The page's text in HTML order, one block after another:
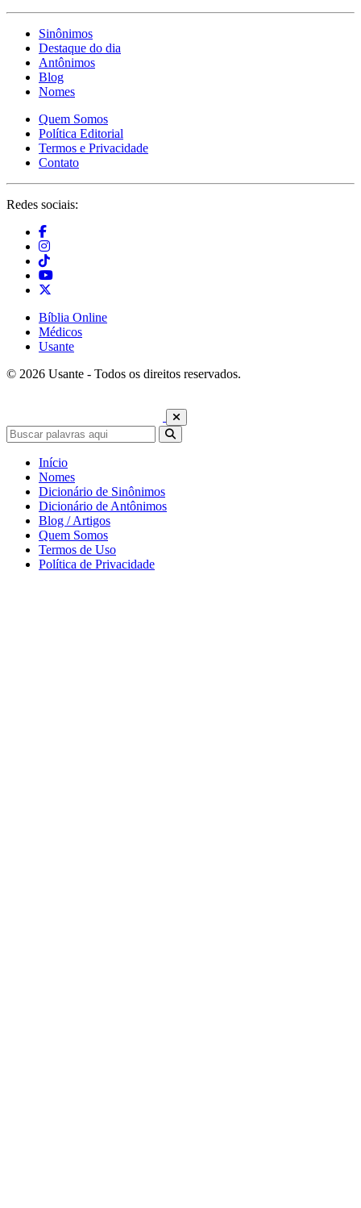
Sinônimos
Destaque do dia
Antônimos
Blog
Nomes
Quem Somos
Política Editorial
Termos e Privacidade
Contato
Redes sociais:
Bíblia Online
Médicos
Usante
© 2026 Usante - Todos os direitos reservados.
Início
Nomes
Dicionário de Sinônimos
Dicionário de Antônimos
Blog / Artigos
Quem Somos
Termos de Uso
Política de Privacidade